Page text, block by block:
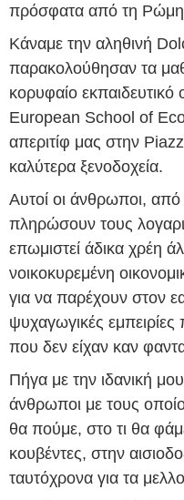
πρόσφατα από τη
Κάναμε την αληθινή
παρακολούθησαν τα
κορυφαίο
European School of
απεριτίφ μας στην
καλύτερα ξενοδοχεία.
Αυτοί οι άνθρωποι, από
πληρώσουν τους
επωμιστεί άδικα χρέη
νοικοκυρεμένη
για να παρέχουν στον
ψυχαγωγικές εμπειρίες
που δεν είχαν καν
Πήγα με την ιδανική
άνθρωποι με τους
θα πούμε, στο τι θα
κουβέντες, στην
ταυτόχρονα για τα